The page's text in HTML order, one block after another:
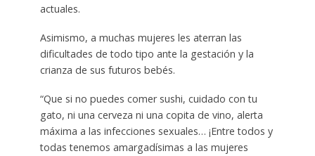
actuales.
Asimismo, a muchas mujeres les aterran las
dificultades de todo tipo ante la gestación y la
crianza de sus futuros bebés.
“Que si no puedes comer sushi, cuidado con tu
gato, ni una cerveza ni una copita de vino, alerta
máxima a las infecciones sexuales… ¡Entre todos y
todas tenemos amargadísimas a las mujeres